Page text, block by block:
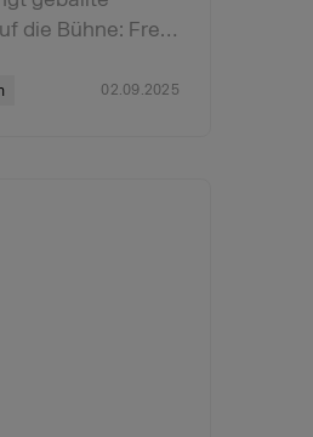
die Bühne: Fre…
02.09.2025